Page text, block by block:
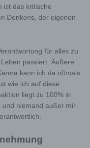
ist das kritische
Denkens, der eigenen
für alles zu
passiert. Äußere
kann ich da oftmals
wie ich auf diese
liegt zu 100% in
und niemand außer mir